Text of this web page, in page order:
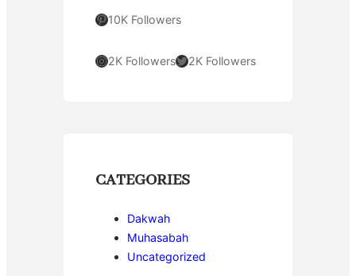
Pinterest 10K Followers
Instagram 2K FollowersTwitter 2K Followers
CATEGORIES
Dakwah
Muhasabah
Uncategorized